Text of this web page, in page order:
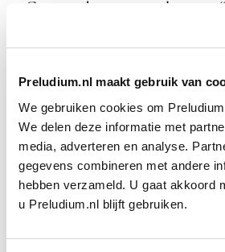
Preludium.nl maakt gebruik van
We gebruiken cookies om
We delen deze informatie met
media, adverteren en analyse.
gegevens combineren met andere
hebben verzameld. U gaat akkoord
u Preludium.nl blijft gebruiken.
Geen resultaten gevonden voor